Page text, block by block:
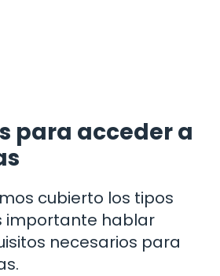
para acceder a
cubierto los tipos
importante hablar
necesarios para